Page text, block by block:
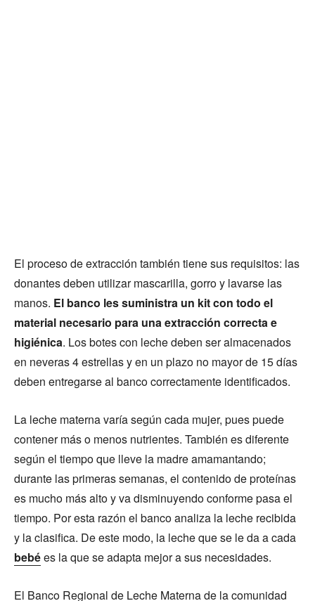
El proceso de extracción también tiene sus requisitos: las
donantes deben utilizar mascarilla, gorro y lavarse las
manos. El banco les suministra un kit con todo el
material necesario para una extracción correcta e
higiénica. Los botes con leche deben ser almacenados
en neveras 4 estrellas y en un plazo no mayor de 15 días
deben entregarse al banco correctamente identificados.
La leche materna varía según cada mujer, pues puede
contener más o menos nutrientes. También es diferente
según el tiempo que lleve la madre amamantando;
durante las primeras semanas, el contenido de proteínas
es mucho más alto y va disminuyendo conforme pasa el
tiempo. Por esta razón el banco analiza la leche recibida
y la clasifica. De este modo, la leche que se le da a cada
bebées la que se adapta mejor a sus necesidades.
El Banco Regional de Leche Materna de la comunidad